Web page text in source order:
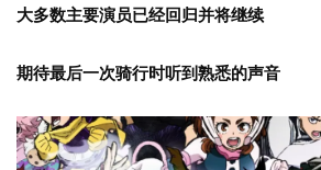
大多数主要演员已经回归并将继续
期待最后一次骑行时听到熟悉的声音